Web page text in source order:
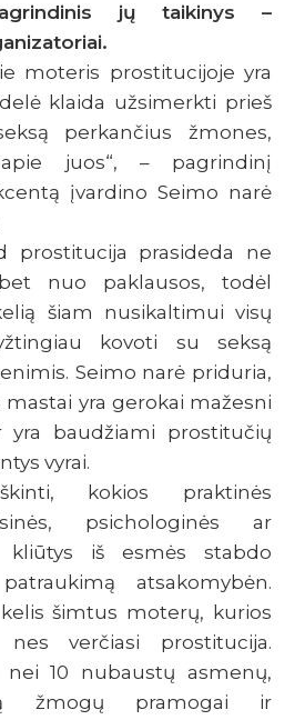
jų taikinys –
moteris prostitucijoje yra
klaida užsimerkti prieš
perkančius žmones,
juos“, – pagrindinį
įvardino Seimo narė
prostitucija prasideda ne
nuo paklausos, todėl
šiam nusikaltimui visų
kovoti su seksą
Seimo narė priduria,
yra gerokai mažesni
yra baudžiami prostitučių
vyrai.
kokios praktinės
psichologinės ar
kliūtys iš esmės stabdo
atsakomybėn.
šimtus moterų, kurios
nes verčiasi prostitucija.
10 nubaustų asmenų,
žmogų pramogai ir